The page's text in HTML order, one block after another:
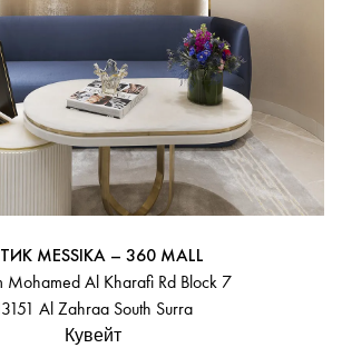
MESSIKA – 360 MALL
Mohamed Al Kharafi Rd Block 7
Al Zahraa South Surra
Кувейт